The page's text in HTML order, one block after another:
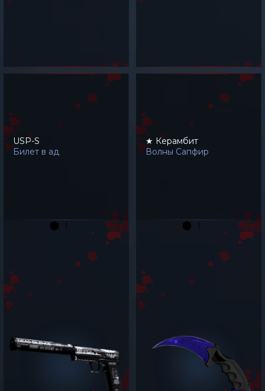
USP-S
Билет в ад
★ Керамбит
Волны Сапфир